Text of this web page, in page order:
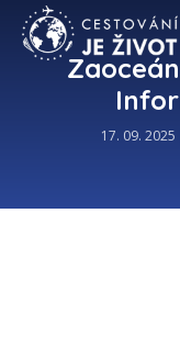
17. 09. 2025